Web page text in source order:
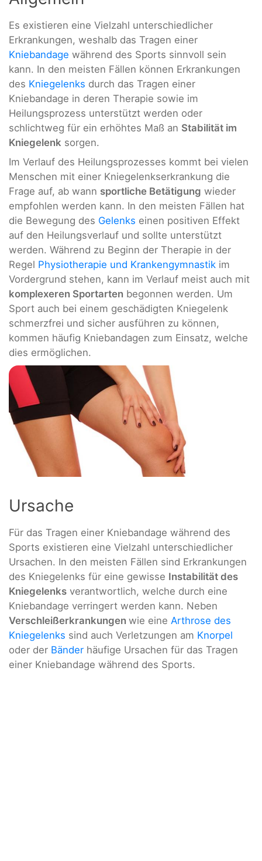
Es existieren eine Vielzahl unterschiedlicher
Erkrankungen, weshalb das Tragen einer
Kniebandage während des Sports sinnvoll sein
kann. In den meisten Fällen können Erkrankungen
des Kniegelenks durch das Tragen einer
Kniebandage in deren Therapie sowie im
Heilungsprozess unterstützt werden oder
schlichtweg für ein erhöhtes Maß an Stabilität im
Kniegelenk sorgen.
Im Verlauf des Heilungsprozesses kommt bei vielen
Menschen mit einer Kniegelenkserkrankung die
Frage auf, ab wann sportliche Betätigung wieder
empfohlen werden kann. In den meisten Fällen hat
die Bewegung des Gelenks einen positiven Effekt
auf den Heilungsverlauf und sollte unterstützt
werden. Während zu Beginn der Therapie in der
Regel Physiotherapie und Krankengymnastik im
Vordergrund stehen, kann im Verlauf meist auch mit
komplexeren Sportarten begonnen werden. Um
Sport auch bei einem geschädigten Kniegelenk
schmerzfrei und sicher ausführen zu können,
kommen häufig Kniebandagen zum Einsatz, welche
dies ermöglichen.
Ursache
Für das Tragen einer Kniebandage während des
Sports existieren eine Vielzahl unterschiedlicher
Ursachen. In den meisten Fällen sind Erkrankungen
des Kniegelenks für eine gewisse Instabilität des
Kniegelenks verantwortlich, welche durch eine
Kniebandage verringert werden kann. Neben
Verschleißerkrankungen wie eine Arthrose des
Kniegelenks sind auch Verletzungen am Knorpel
oder der Bänder häufige Ursachen für das Tragen
einer Kniebandage während des Sports.